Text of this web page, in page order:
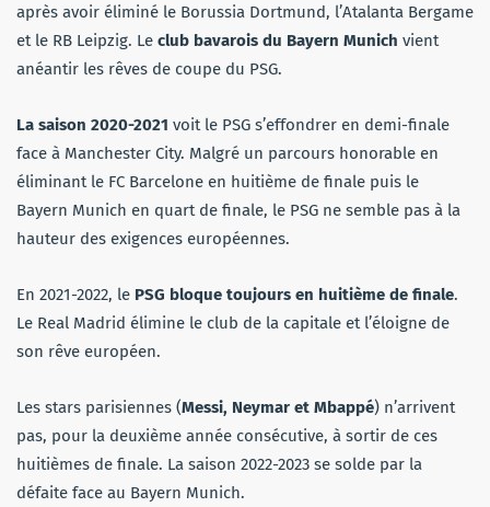
après avoir éliminé le Borussia Dortmund, l’Atalanta Bergame
et le RB Leipzig. Le club bavarois du Bayern Munich vient
anéantir les rêves de coupe du PSG.
La saison 2020-2021 voit le PSG s’effondrer en demi-finale
face à Manchester City. Malgré un parcours honorable en
éliminant le FC Barcelone en huitième de finale puis le
Bayern Munich en quart de finale, le PSG ne semble pas à la
hauteur des exigences européennes.
En 2021-2022, le PSG bloque toujours en huitième de finale.
Le Real Madrid élimine le club de la capitale et l’éloigne de
son rêve européen.
Les stars parisiennes (Messi, Neymar et Mbappé) n’arrivent
pas, pour la deuxième année consécutive, à sortir de ces
huitièmes de finale. La saison 2022-2023 se solde par la
défaite face au Bayern Munich.